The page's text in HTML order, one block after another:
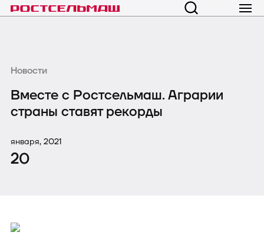
Новости
Вместе с Ростсельмаш. Аграрии
страны ставят рекорды
января, 2021
20